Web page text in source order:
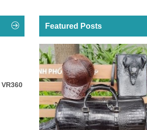
VR360
Featured Posts